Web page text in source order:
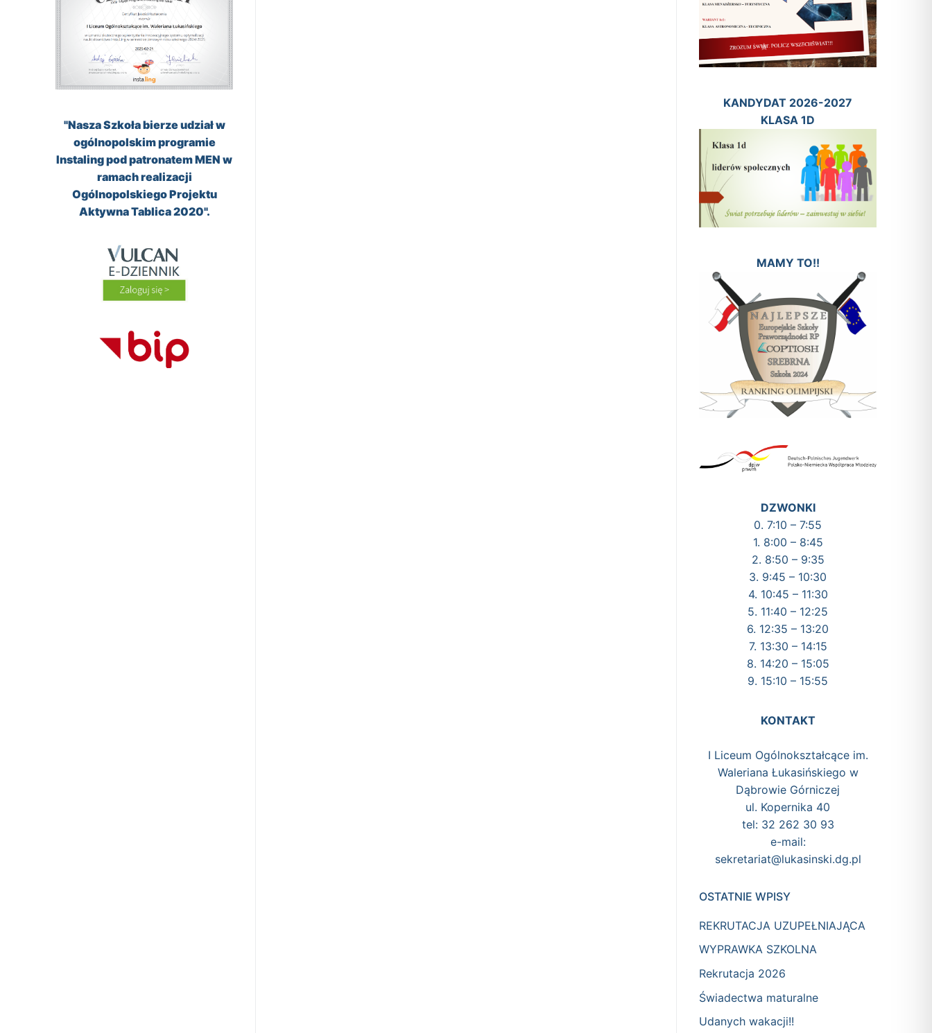
KANDYDAT 2026-2027
KLASA 1D
MAMY TO!!
DZWONKI
0. 7:10 – 7:55
1. 8:00 – 8:45
2. 8:50 – 9:35
3. 9:45 – 10:30
4. 10:45 – 11:30
5. 11:40 – 12:25
6. 12:35 – 13:20
7. 13:30 – 14:15
8. 14:20 – 15:05
9. 15:10 – 15:55
KONTAKT
I Liceum Ogólnokształcące im.
Waleriana Łukasińskiego w
Dąbrowie Górniczej
ul. Kopernika 40
tel: 32 262 30 93
e-mail:
sekretariat@lukasinski.dg.pl
OSTATNIE WPISY
REKRUTACJA UZUPEŁNIAJĄCA
WYPRAWKA SZKOLNA
Rekrutacja 2026
Świadectwa maturalne
Udanych wakacji!!
"Nasza Szkoła bierze udział w
ogólnopolskim programie
Instaling pod patronatem MEN w
ramach realizacji
Ogólnopolskiego Projektu
Aktywna Tablica 2020".